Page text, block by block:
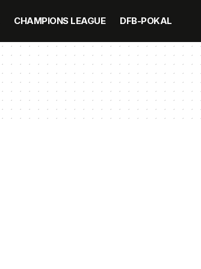
CHAMPIONS LEAGUE DFB-POKAL